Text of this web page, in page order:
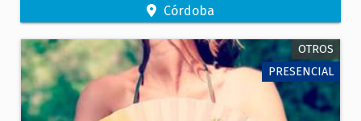
CORDOBESA DE ARTESANOS.
Córdoba
OTROS
PRESENCIAL